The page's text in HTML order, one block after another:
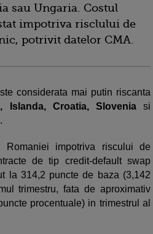
sau Ungaria. Costul
impotriva risclului de
potrivit datelor CMA.
considerata mai putin riscanta
Islanda, Croatia, Sloveniasi
.
Romaniei impotriva riscului de
de tip credit-default swap
la 314,2 puncte de baza (3,142
trimestru, fata de aproximativ
procentuale) in trimestrul al